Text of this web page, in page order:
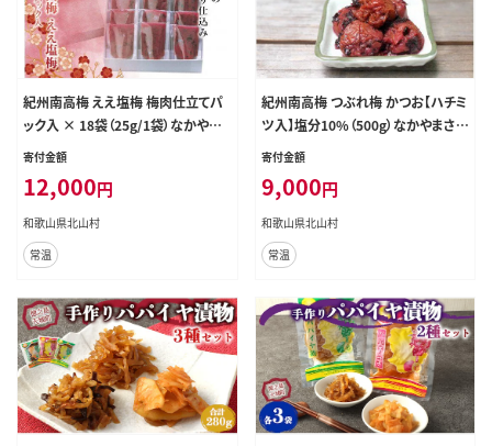
紀州南高梅 ええ塩梅 梅肉仕立てパ
ック入 × 18袋（25g/1袋）なかやま
さんちの梅干 うめ ウメ【nky016】
寄付金額
12,000円
和歌山県北山村
常温
紀州南高梅 つぶれ梅 かつお【ハチミ
ツ入】塩分10%（500g）なかやまさん
ちの梅干 梅干し 梅干 梅 うめ ウメ
寄付金額
9,000円
和歌山県北山村
常温